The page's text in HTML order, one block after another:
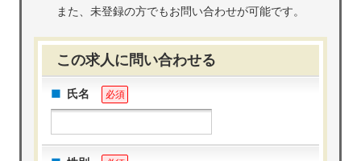
また、未登録の方でもお問い合わせが可能です。
この求人に問い合わせる
氏名 必須